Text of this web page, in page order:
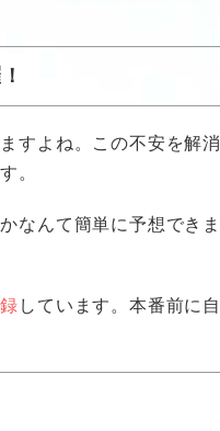
すよね。この不安を解
。
なんて簡単に予想でき
しています。本番前に